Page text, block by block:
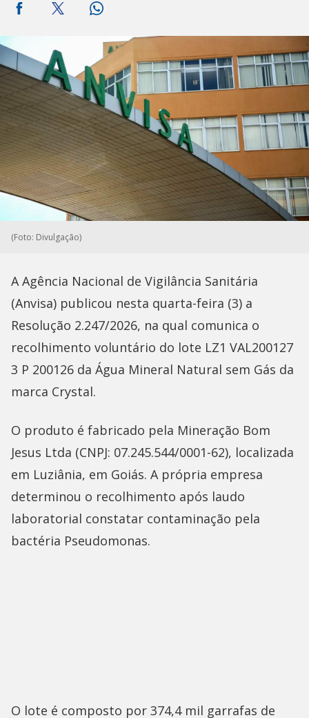
(Foto: Divulgação)
A Agência Nacional de Vigilância Sanitária
(Anvisa) publicou nesta quarta-feira (3) a
Resolução 2.247/2026, na qual comunica o
recolhimento voluntário do lote LZ1 VAL200127
3 P 200126 da Água Mineral Natural sem Gás da
marca Crystal.
O produto é fabricado pela Mineração Bom
Jesus Ltda (CNPJ: 07.245.544/0001-62), localizada
em Luziânia, em Goiás. A própria empresa
determinou o recolhimento após laudo
laboratorial constatar contaminação pela
bactéria Pseudomonas.
O lote é composto por 374,4 mil garrafas de